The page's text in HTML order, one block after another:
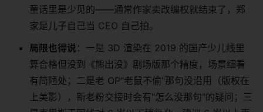
童话里是少见的——通常作家卖改编权就结束了，郑
家是儿子自己当 CEO 自己拍。
局限也得说 ：一是 3D 渲染在 2019 的国产少儿线里
算合格但没到《熊出没》剧场版那个精度，场景细看
有简陋处；二是老 OP"老鼠不偷"那句没沿用（版权在
上美影），新老粉交接时会有"怎么没那句"的疑问；三